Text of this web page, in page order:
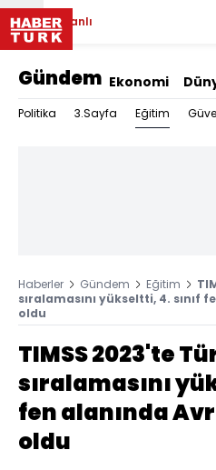
Canlı
Gündem Ekonomi
Politika 3.Sayfa Eğitim
Haberler Gündem Eğitim
sıralamasını yükseltti, 4. sınıf
oldu
TIMSS 2023'te
sıralamasını
fen alanında
oldu